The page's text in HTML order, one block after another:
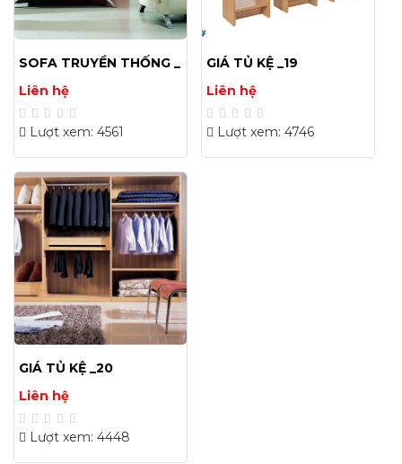
SOFA TRUYỀN THỐNG _
35
Liên hệ
Lượt xem: 4561
GIÁ TỦ KỆ _19
Liên hệ
Lượt xem: 4746
GIÁ TỦ KỆ _20
Liên hệ
Lượt xem: 4448